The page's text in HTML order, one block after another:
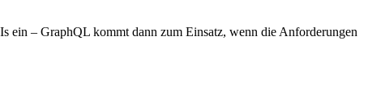
– GraphQL kommt dann zum Einsatz, wenn die Anforderungen